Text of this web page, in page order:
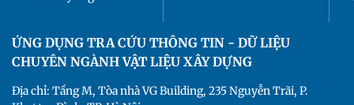
ỨNG DỤNG TRA CỨU THÔNG TIN - DỮ LIỆU
CHUYÊN NGÀNH VẬT LIỆU XÂY DỰNG
Địa chỉ: Tầng M, Tòa nhà VG Building, 235 Nguyễn Trãi, P.